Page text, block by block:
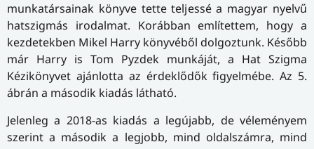
munkatársainak könyve tette teljessé a magyar nyelvű
hatszigmás irodalmat. Korábban említettem, hogy a
kezdetekben Mikel Harry könyvéből dolgoztunk. Később
már Harry is Tom Pyzdek munkáját, a Hat Szigma
Kézikönyvet ajánlotta az érdeklődők figyelmébe. Az 5.
ábrán a második kiadás látható.
Jelenleg a 2018-as kiadás a legújabb, de véleményem
szerint a második a legjobb, mind oldalszámra, mind